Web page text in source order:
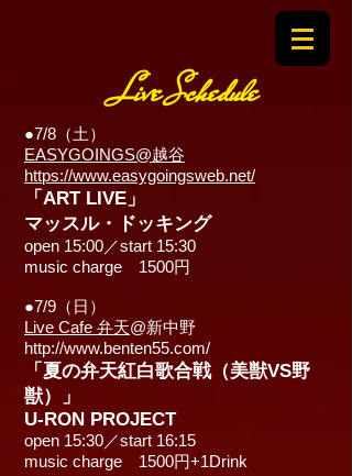
Live Schedule
●7/8（土）
EASYGOINGS@越谷
https://www.easygoingsweb.net/
「ART LIVE」
マッスル・ドッキング
open 15:00／start 15:30
music charge 1500円
●7/9（日）
Live Cafe 弁天@新中野
http://www.benten55.com/
「夏の弁天紅白歌合戦（美獣VS野
獣）」
U-RON PROJECT
open 15:30／start 16:15
music charge 1500円+1Drink